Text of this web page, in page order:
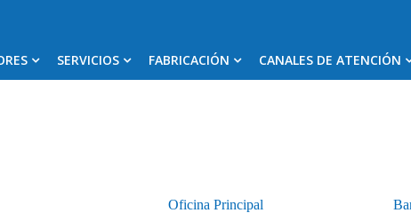
SERVICIOS FABRICACIÓN CANALES DE ATENCIÓN
Oficina Principal